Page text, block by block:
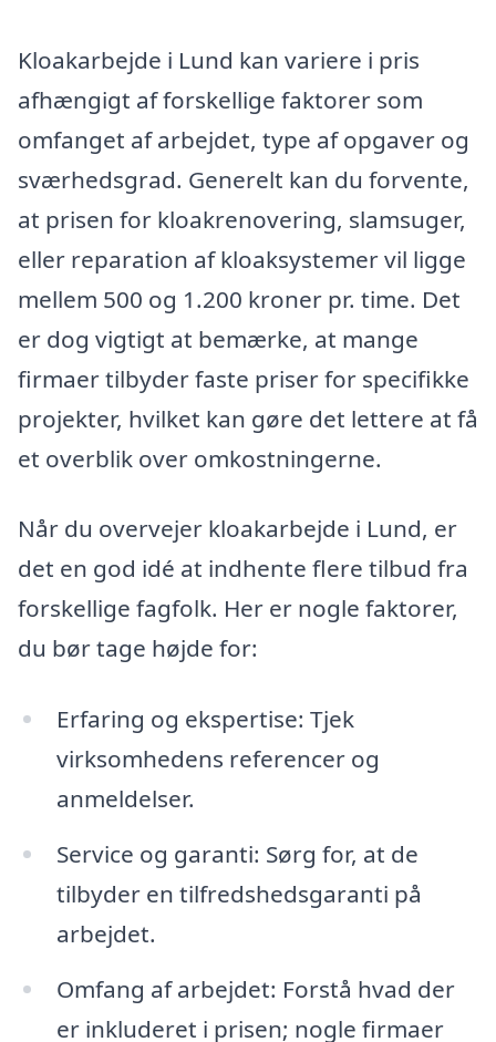
Kloakarbejde i Lund kan variere i pris
afhængigt af forskellige faktorer som
omfanget af arbejdet, type af opgaver og
sværhedsgrad. Generelt kan du forvente,
at prisen for kloakrenovering, slamsuger,
eller reparation af kloaksystemer vil ligge
mellem 500 og 1.200 kroner pr. time. Det
er dog vigtigt at bemærke, at mange
firmaer tilbyder faste priser for specifikke
projekter, hvilket kan gøre det lettere at få
et overblik over omkostningerne.
Når du overvejer kloakarbejde i Lund, er
det en god idé at indhente flere tilbud fra
forskellige fagfolk. Her er nogle faktorer,
du bør tage højde for:
Erfaring og ekspertise: Tjek
virksomhedens referencer og
anmeldelser.
Service og garanti: Sørg for, at de
tilbyder en tilfredshedsgaranti på
arbejdet.
Omfang af arbejdet: Forstå hvad der
er inkluderet i prisen; nogle firmaer